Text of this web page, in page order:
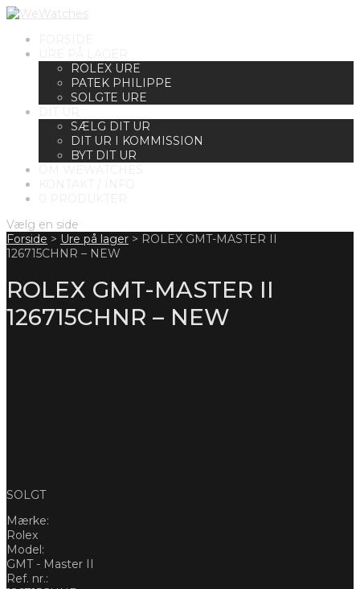
ROLEX URE
PATEK PHILIPPE
SOLGTE URE
SÆLG DIT UR
DIT UR I KOMMISSION
BYT DIT UR
Vælg en side
Forside > Ure på lager > ROLEX GMT-MASTER II
126715CHNR – NEW
ROLEX GMT-MASTER II
126715CHNR – NEW
SOLGT
Mærke:
Rolex
Model:
GMT - Master II
Ref. nr.: